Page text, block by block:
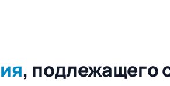
, подлежащего